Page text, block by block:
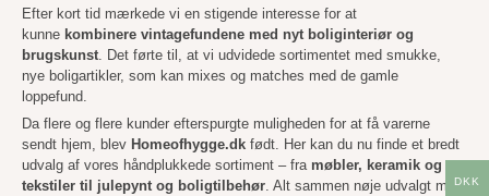
Efter kort tid mærkede vi en stigende interesse for at
kunne kombinere vintagefundene med nyt boliginteriør og
brugskunst . Det førte til, at vi udvidede sortimentet med smukke,
nye boligartikler, som kan mixes og matches med de gamle
loppefund.
Da flere og flere kunder efterspurgte muligheden for at få varerne
sendt hjem, blev Homeofhygge.dk født. Her kan du nu finde et bredt
udvalg af vores håndplukkede sortiment – fra møbler, keramik og
tekstiler til julepynt og boligtilbehør . Alt sammen nøje udvalgt medDKK